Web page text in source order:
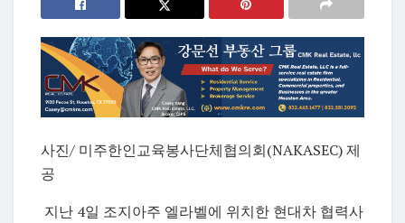
사진/ 미주한인교육봉사단체협의회(NAKASEC) 제
공
지난 4일 조지아주 엘라벨에 위치한 현대차 협력사